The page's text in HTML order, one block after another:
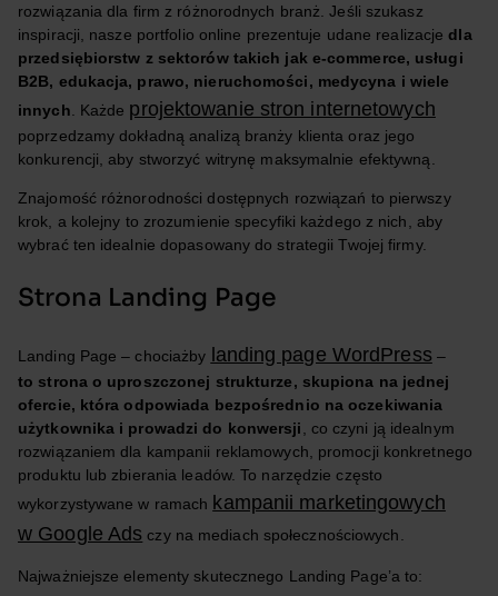
rozwiązania dla firm z różnorodnych branż. Jeśli szukasz
inspiracji, nasze portfolio online prezentuje udane realizacjedla
przedsiębiorstw z sektorów takich jak e-commerce, usługi
B2B, edukacja, prawo, nieruchomości, medycyna i wiele
innych . Każde projektowanie stron internetowych
poprzedzamy dokładną analizą branży klienta oraz jego
konkurencji, aby stworzyć witrynę maksymalnie efektywną.
Znajomość różnorodności dostępnych rozwiązań to pierwszy
krok, a kolejny to zrozumienie specyfiki każdego z nich, aby
wybrać ten idealnie dopasowany do strategii Twojej firmy.
Strona Landing Page
Landing Page – chociażby landing page WordPress –
to strona o uproszczonej strukturze, skupiona na jednej
ofercie, która odpowiada bezpośrednio na oczekiwania
użytkownika i prowadzi do konwersji , co czyni ją idealnym
rozwiązaniem dla kampanii reklamowych, promocji konkretnego
produktu lub zbierania leadów. To narzędzie często
wykorzystywane w ramach kampanii marketingowych
w Google Ads czy na mediach społecznościowych.
Najważniejsze elementy skutecznego Landing Page’a to: